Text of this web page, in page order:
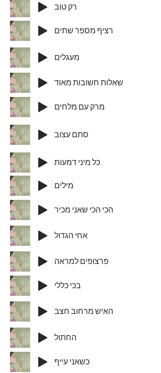
רק טוב
רציף מספר שתים
מעגלים
שאלות חשובות מאוד
מרק עם מלחים
סתם עצוב
כל מיני דמעות
מילים
הכי הכי שאני מכיר
אחי הגדול
פרצופים למראה
בכי כללי
האיש מרחוב חצב
החתול
כשאני עייף